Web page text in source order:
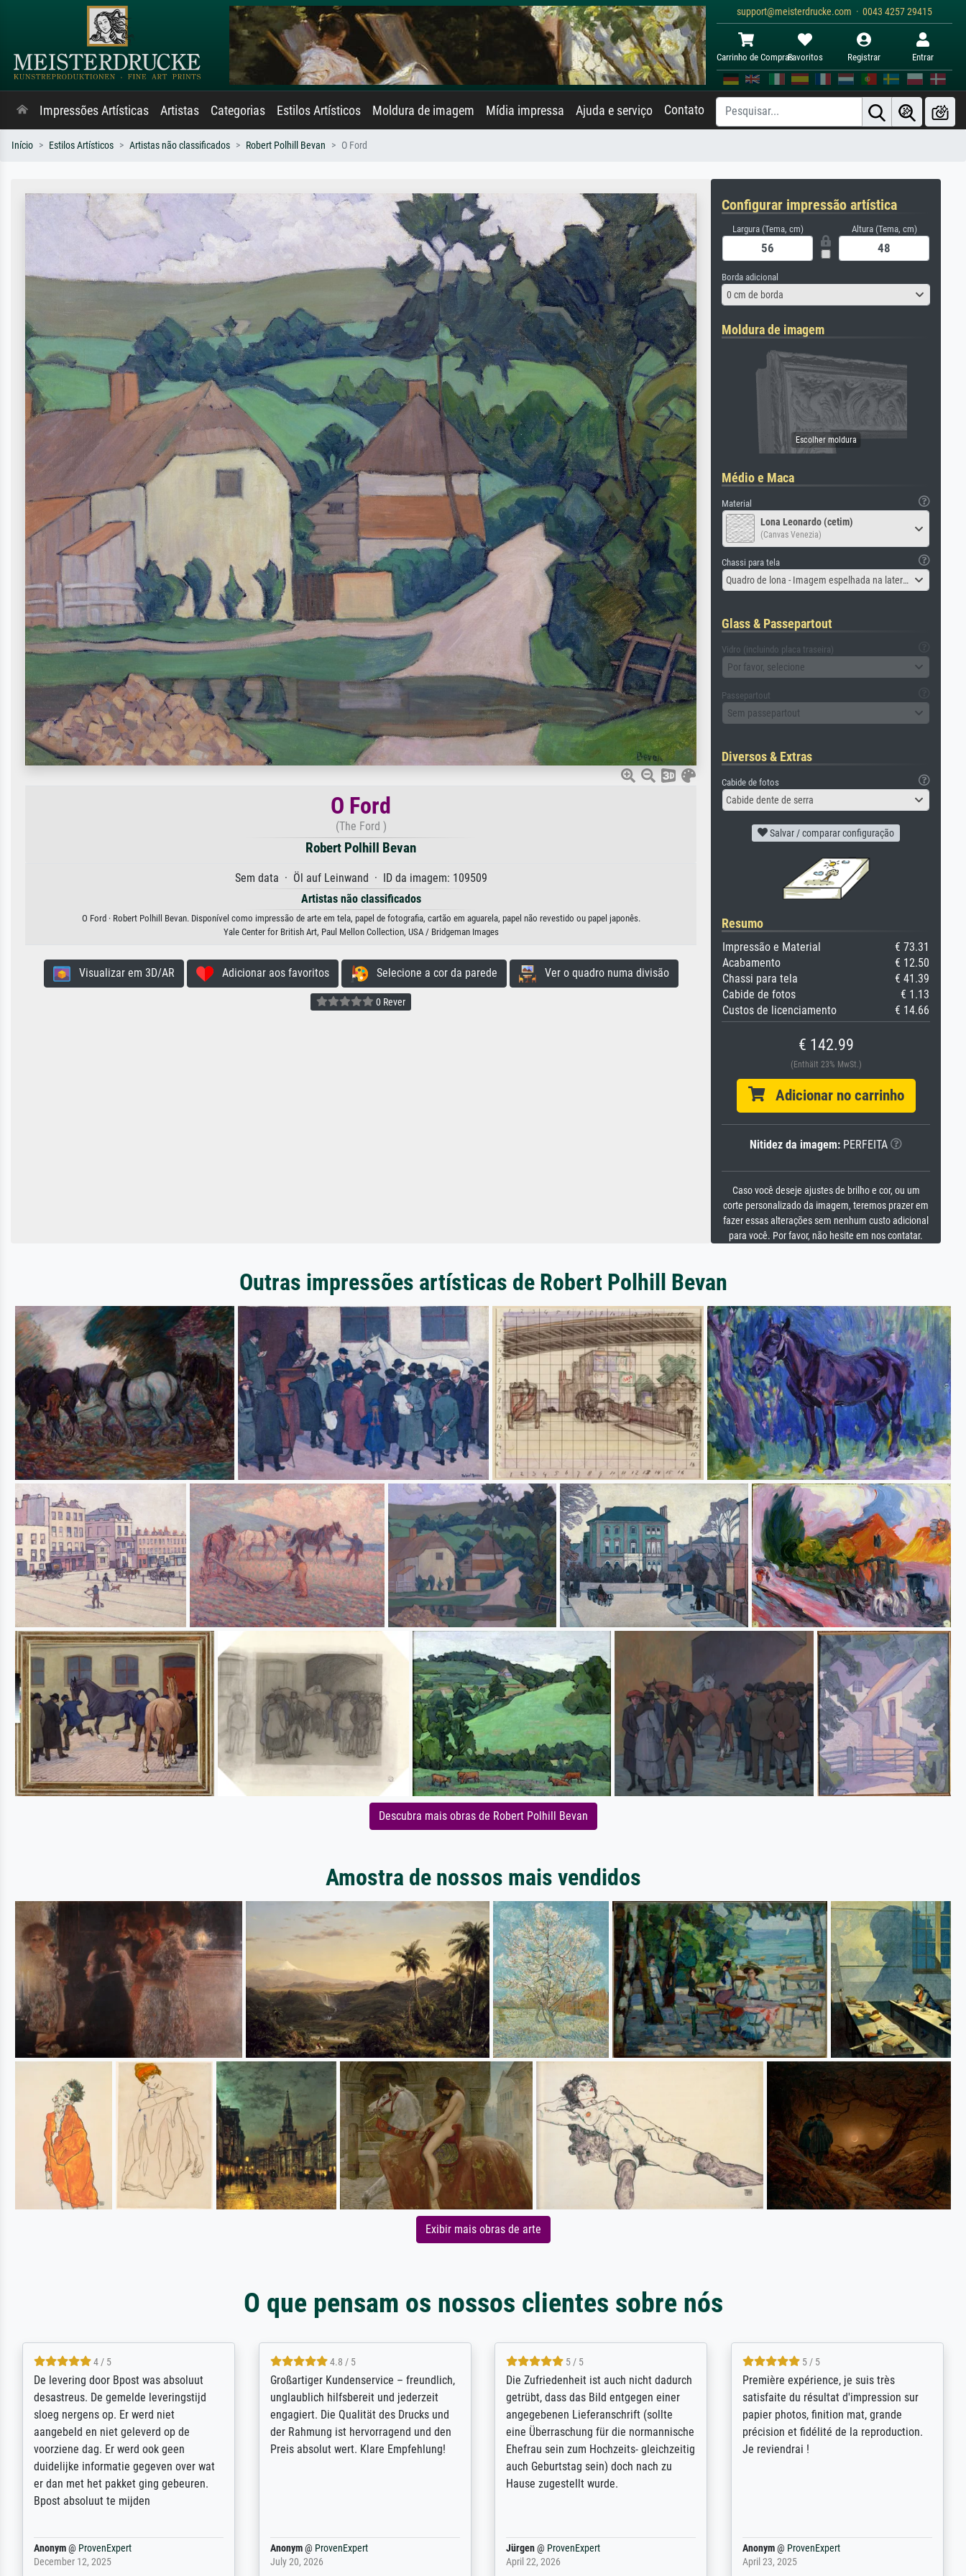
support@meisterdrucke.com · 0043 4257 29415
Carrinho de ComprasFavoritos Registrar Entrar
Impressões Artísticas Artistas Categorias Estilos Artísticos Moldura de imagem Mídia impressa Ajuda e serviço Contato
Início Estilos Artísticos Artistas não classificados Robert Polhill Bevan O Ford
O Ford
(The Ford )
Robert Polhill Bevan
Sem data · Öl auf Leinwand · ID da imagem: 109509
Artistas não classificados
O Ford · Robert Polhill Bevan. Disponível como impressão de arte em tela, papel de fotografia, cartão em aguarela, papel não revestido ou papel japonês.
Yale Center for British Art, Paul Mellon Collection, USA / Bridgeman Images
Visualizar em 3D/AR Adicionar aos favoritos Selecione a cor da parede Ver o quadro numa divisão
0 Rever
Configurar impressão artística
Largura (Tema, cm) Altura (Tema, cm)
Borda adicional
0 cm de borda
Moldura de imagem
Médio e Maca
Material
Lona Leonardo (cetim)
(Canvas Venezia)
Chassi para tela
Quadro de lona - Imagem espelhada na lateral
Glass & Passepartout
Vidro (incluindo placa traseira)
Por favor, selecione
Passepartout
Sem passepartout
Diversos & Extras
Cabide de fotos
Cabide dente de serra
Salvar / comparar configuração
Resumo
Impressão e Material
€ 73.31
Acabamento
€ 12.50
Chassi para tela
€ 41.39
Cabide de fotos
€ 1.13
Custos de licenciamento
€ 14.66
€ 142.99
(Enthält 23% MwSt.)
Adicionar no carrinho
Nitidez da imagem: PERFEITA
Caso você deseje ajustes de brilho e cor, ou um
corte personalizado da imagem, teremos prazer em
fazer essas alterações sem nenhum custo adicional
para você. Por favor, não hesite em nos contatar.
Outras impressões artísticas de Robert Polhill Bevan
Descubra mais obras de Robert Polhill Bevan
Amostra de nossos mais vendidos
Exibir mais obras de arte
O que pensam os nossos clientes sobre nós
5 / 5
Sehr gute Qualität des Leinwanddrucks
und des Rahmens! Unser Bild wurde
sehr sorgfältig und sicher verpackt, so
dass es unbeschadet bei uns ankam. Es
wird nicht unser letzter Meisterdruck
sein. Vielen Dank!
Reinhold,@ProvenExpert
April 22, 2026
5 / 5
Für ein Erinnerungsbuch mit der
Feldpost meines Großvaters aus dem 1.
Weltkrieg benötigte ich ein
ausdrucksvolles Bild. Das habe ich bei
Ihnen gefunden. Bei der Auswahl der
weiter. Vielen ...
Margot@ProvenExpert
February 20, 2026
4.8 / 5
Hervorragende Qualität. Man kann sich
vieles anpassen lassen, wie z.B.:
Randentfernung, Farbe, Helligkeit,
Kontrast und Weiteres. Sehr freundliche
Kontaktperson per Mail. Das Bild (ein
Kunstdruck) wurde sehr gut verpackt -
sehr starke Papprolle mit Plastikdeckeln
Anonym@ProvenExpert
August 12, 2025
4.8 / 5
Qualité absolument irréprochable.
Extraordinaire diversité des thèmes
abordés et personnalisation des
demandes (recadrage, réajustement des
couleurs). Relation clientèle parfaite.
Anonym@ ProvenExpert
March 31, 2025